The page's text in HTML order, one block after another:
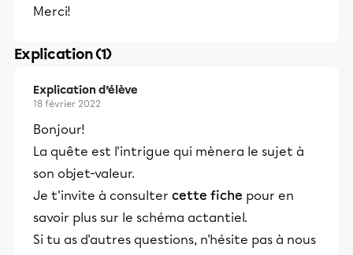
Merci!
Explication (1)
Explication d’élève
18 février 2022
Bonjour!
La quête est l'intrigue qui mènera le sujet à
son objet-valeur.
Je t'invite à consulter cette fiche pour en
savoir plus sur le schéma actantiel.
Si tu as d'autres questions, n'hésite pas à nous